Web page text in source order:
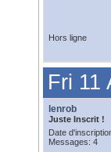
Hors ligne
Fri 11
lenrob
Juste Inscrit !
Date
Messages: 4